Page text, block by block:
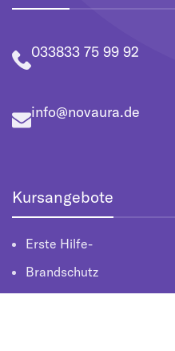
033833 75 99 92
info@novaura.de
Kursangebote
Erste Hilfe-
Brandschutz